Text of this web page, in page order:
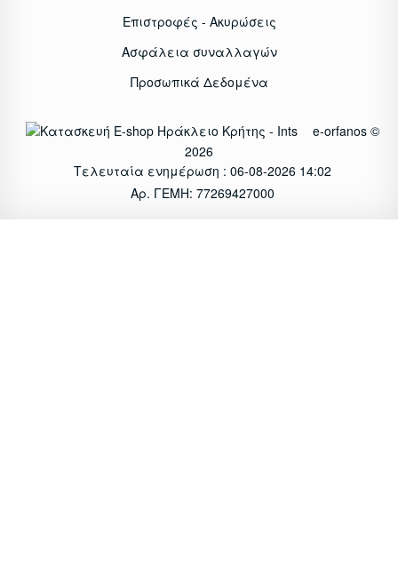
Επιστροφές - Ακυρώσεις
Ασφάλεια συναλλαγών
Προσωπικά Δεδομένα
e-orfanos ©
2026
Τελευταία ενημέρωση : 06-08-2026 14:02
Αρ. ΓΕΜΗ: 77269427000